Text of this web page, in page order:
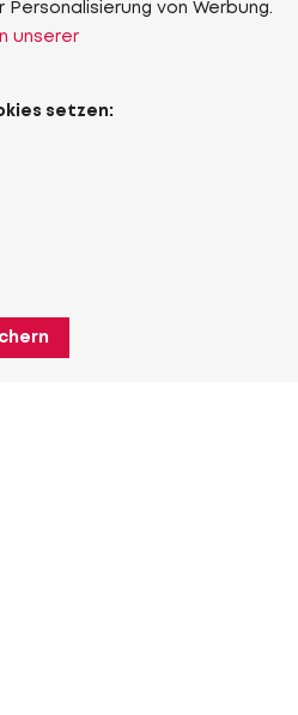
von Werbung.
unserer
setzen: